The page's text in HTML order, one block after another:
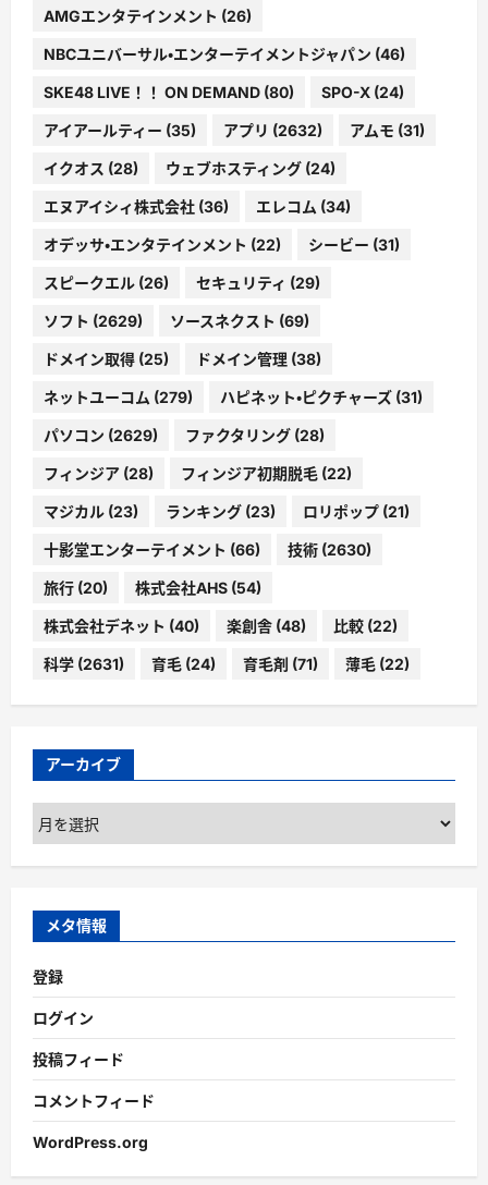
AMGエンタテインメント (26)
NBCユニバーサル・エンターテイメントジャパン (46)
SKE48 LIVE！！ ON DEMAND (80) SPO-X (24)
アイアールティー (35) アプリ (2632) アムモ (31)
イクオス (28) ウェブホスティング (24)
エヌアイシィ株式会社 (36) エレコム (34)
オデッサ・エンタテインメント (22) シービー (31)
スピークエル (26) セキュリティ (29)
ソフト (2629) ソースネクスト (69)
ドメイン取得 (25) ドメイン管理 (38)
ネットユーコム (279) ハピネット・ピクチャーズ (31)
パソコン (2629) ファクタリング (28)
フィンジア (28) フィンジア初期脱毛 (22)
マジカル (23) ランキング (23) ロリポップ (21)
十影堂エンターテイメント (66) 技術 (2630)
旅行 (20) 株式会社AHS (54)
株式会社デネット (40) 楽創舎 (48) 比較 (22)
科学 (2631) 育毛 (24) 育毛剤 (71) 薄毛 (22)
アーカイブ
ア
ー
カ
ブ
メタ情報
登録
ログイン
投稿フィード
コメントフィード
WordPress.org